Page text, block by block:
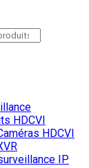
HDCVI
HDCVI
IP